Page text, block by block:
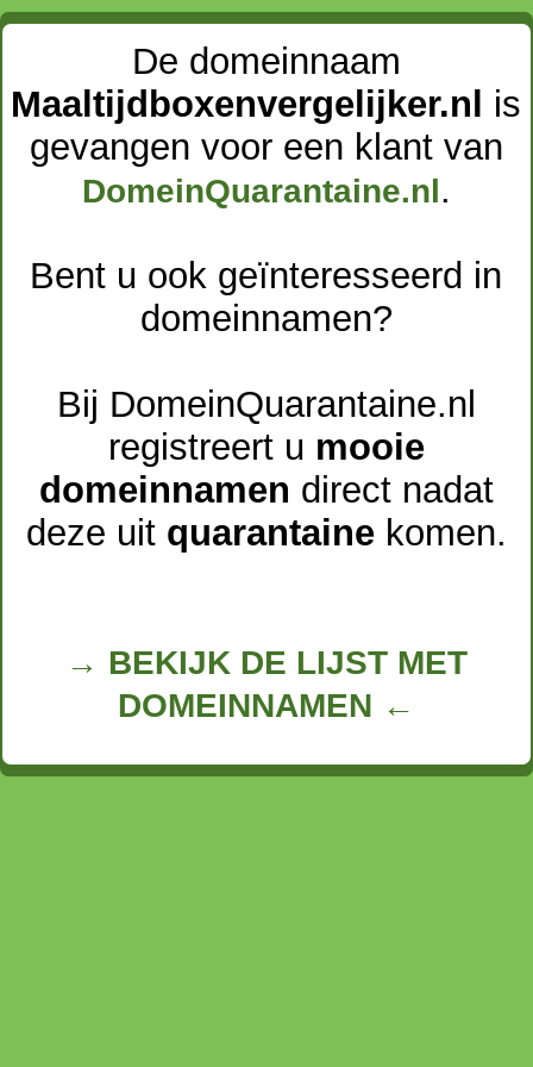
De domeinnaam
Maaltijdboxenvergelijker.nl
is
gevangen voor een klant van
DomeinQuarantaine.nl .
Bent u ook geïnteresseerd in
domeinnamen?
Bij DomeinQuarantaine.nl
registreert u mooie
domeinnamen direct nadat
deze uit quarantainekomen.
→ BEKIJK DE LIJST MET
DOMEINNAMEN ←